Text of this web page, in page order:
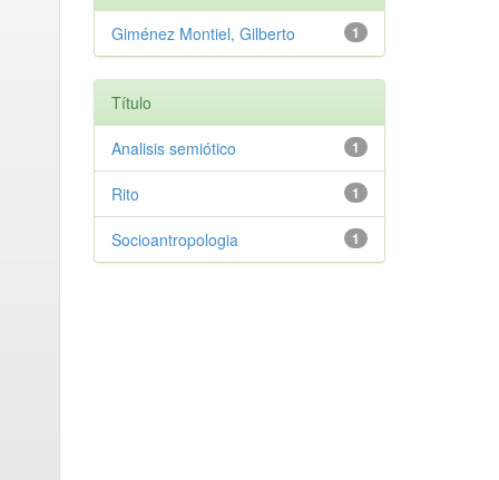
1
Giménez Montiel, Gilberto
Título
1
Analisis semiótico
1
Rito
1
Socioantropologia